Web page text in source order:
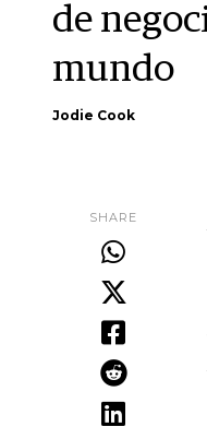
de
mundo
Jodie Cook
SHARE